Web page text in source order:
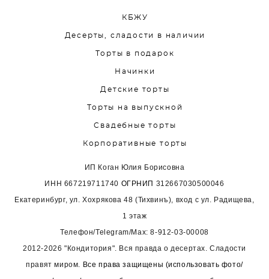
КБЖУ
Десерты, сладости в наличии
Торты в подарок
Начинки
Детские торты
Торты на выпускной
Свадебные торты
Корпоративные торты
ИП Коган Юлия Борисовна
ИНН 667219711740 ОГРНИП 312667030500046
Екатеринбург, ул. Хохрякова 48 (Тихвинъ), вход с ул. Радищева,
1 этаж
Телефон/Telegram/Max:8-912-03-00008
2012-2026 "Кондитория". Вся правда о десертах. Сладости
правят миром. Все права защищены (использовать фото/